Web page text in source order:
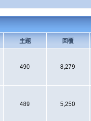
主題 回覆
490 8,279
489 5,250